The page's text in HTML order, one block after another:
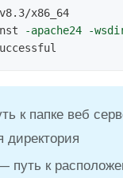
-apache24 -
к папке веб
директория
путь к